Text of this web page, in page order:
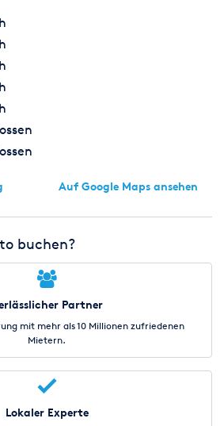
Auf Google Maps ansehen
buchen?
Partner
mit mehr als 10 Millionen zufriedenen
Mietern.
Lokaler Experte